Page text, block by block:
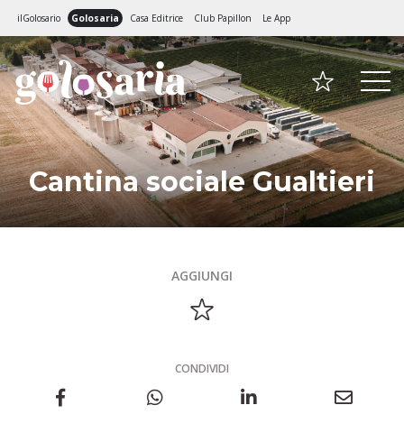
ilGolosario Golosaria Casa Editrice Club Papillon Le App
Cantina sociale Gualtieri
AGGIUNGI
CONDIVIDI